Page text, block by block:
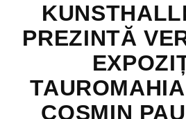
PREZINTĂ
COSMIN